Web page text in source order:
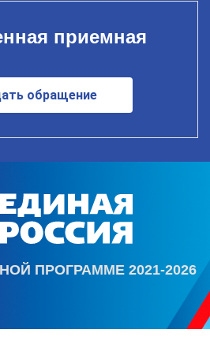
приемная
обращение
ПРОГРАММЕ 2021-2026